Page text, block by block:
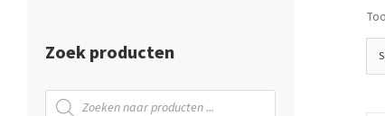
Zoek producten
Producten
zoeken